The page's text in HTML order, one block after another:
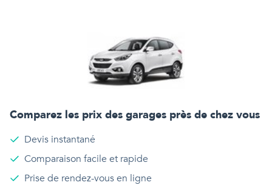
Comparez les prix des garages près de chez vous
Devis instantané
Comparaison facile et rapide
Prise de rendez-vous en ligne